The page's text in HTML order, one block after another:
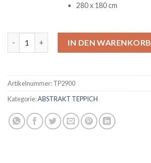
280 x 180 cm
IN DEN WARENKORB
Artikelnummer:TP2900
Kategorie:ABSTRAKT TEPPICH